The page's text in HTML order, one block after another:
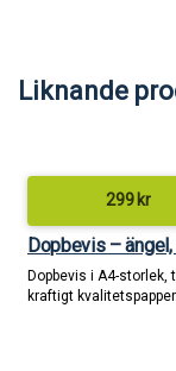
Liknande
299 kr
Dopbevis –
Dopbevis i A4-storlek,
kraftigt kvalitetspapper.